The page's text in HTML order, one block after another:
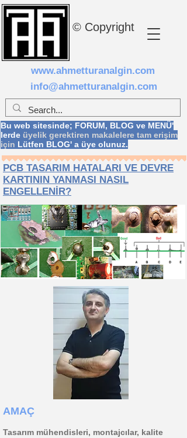
© Copyright
www.ahmetturanalgin.com
Bu web sitesinde; FORUM, BLOG ve MENÜ'
lerde üyelik gerektiren makalelere tam erişim
için Lütfen BLOG' a üye olunuz.
info@ahmetturanalgin.com
PCB TASARIM HATALARI VE DEVRE
KARTININ YANMASI NASIL
ENGELLENİR?
AMAÇ
Tasarım mühendisleri, montajcılar, kalite